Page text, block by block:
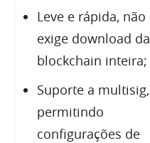
Leve e rápida, não
exige download da
blockchain inteira;
Suporte a multisig,
permitindo
configurações de